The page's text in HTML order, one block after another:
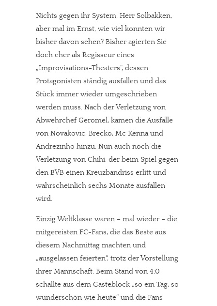
Nichts gegen ihr System, Herr Solbakken,
aber mal im Ernst, wie viel konnten wir
bisher davon sehen? Bisher agierten Sie
doch eher als Regisseur eines
„Improvisations-Theaters“, dessen
Protagonisten ständig ausfallen und das
Stück immer wieder umgeschrieben
werden muss. Nach der Verletzung von
Abwehrchef Geromel, kamen die Ausfälle
von Novakovic, Brecko, Mc Kenna und
Andrezinho hinzu. Nun auch noch die
Verletzung von Chihi, der beim Spiel gegen
den BVB einen Kreuzbandriss erlitt und
wahrscheinlich sechs Monate ausfallen
wird.
Einzig Weltklasse waren – mal wieder – die
mitgereisten FC-Fans, die das Beste aus
diesem Nachmittag machten und
„ausgelassen feierten“, trotz der Vorstellung
ihrer Mannschaft. Beim Stand von 4:0
schallte aus dem Gästeblock „so ein Tag, so
wunderschön wie heute“ und die Fans